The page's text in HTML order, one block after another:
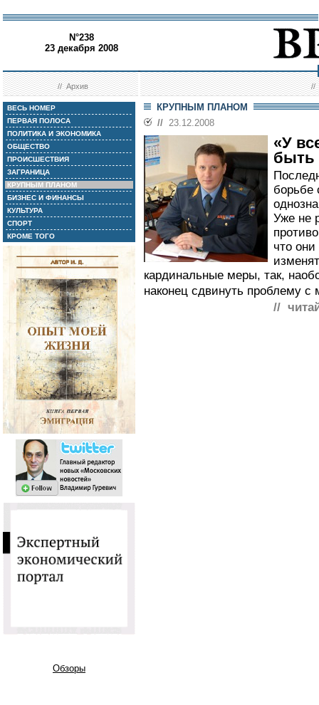
N°238
23 декабря 2008
//Архив //
ВЕСЬ НОМЕР
ПЕРВАЯ ПОЛОСА
ПОЛИТИКА И ЭКОНОМИКА
ОБЩЕСТВО
ПРОИСШЕСТВИЯ
ЗАГРАНИЦА
КРУПНЫМ ПЛАНОМ
БИЗНЕС И ФИНАНСЫ
КУЛЬТУРА
СПОРТ
КРОМЕ ТОГО
Обзоры
КРУПНЫМ ПЛАНОМ
// 23.12.2008
«У
быть
борьбе
Уже не
что
кардинальные меры, так,
наконец сдвинуть проблему с
//